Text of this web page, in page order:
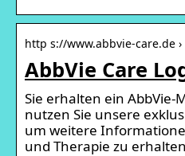
http s://www.abbvie-care.de
AbbVie Care
Sie erhalten ein AbbVie-
nutzen Sie unsere
um weitere
und Therapie zu